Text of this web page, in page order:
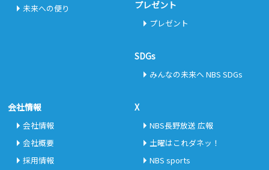
未来への便り
プレゼント
プレゼント
SDGs
みんなの未来へ NBS SDGs
会社情報
会社情報
会社概要
採用情報
X
NBS長野放送 広報
土曜はこれダネッ！
NBS sports